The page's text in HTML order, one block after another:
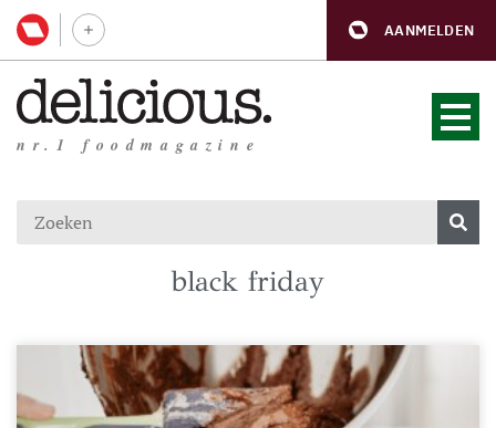
AANMELDEN
nr.1 foodmagazine
black friday